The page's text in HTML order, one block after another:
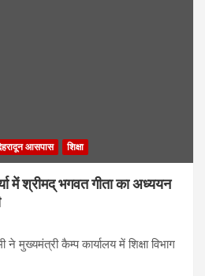
आसपास शिक्षा
में श्रीमद् भगवत गीता का अध्ययन
ने मुख्यमंत्री कैम्प कार्यालय में शिक्षा विभाग